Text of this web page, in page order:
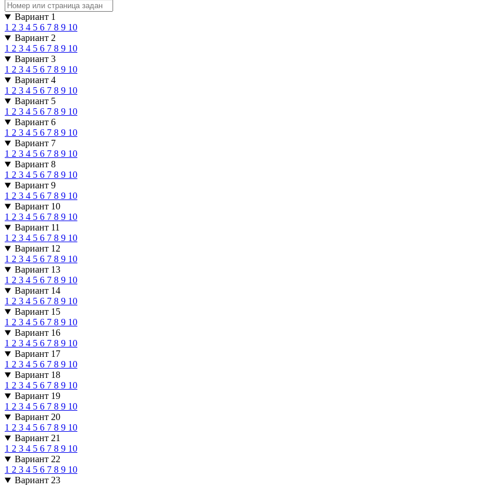
Вариант 1
1 2 3 4 5 6 7 8 9 10
Вариант 2
1 2 3 4 5 6 7 8 9 10
Вариант 3
1 2 3 4 5 6 7 8 9 10
Вариант 4
1 2 3 4 5 6 7 8 9 10
Вариант 5
1 2 3 4 5 6 7 8 9 10
Вариант 6
1 2 3 4 5 6 7 8 9 10
Вариант 7
1 2 3 4 5 6 7 8 9 10
Вариант 8
1 2 3 4 5 6 7 8 9 10
Вариант 9
1 2 3 4 5 6 7 8 9 10
Вариант 10
1 2 3 4 5 6 7 8 9 10
Вариант 11
1 2 3 4 5 6 7 8 9 10
Вариант 12
1 2 3 4 5 6 7 8 9 10
Вариант 13
1 2 3 4 5 6 7 8 9 10
Вариант 14
1 2 3 4 5 6 7 8 9 10
Вариант 15
1 2 3 4 5 6 7 8 9 10
Вариант 16
1 2 3 4 5 6 7 8 9 10
Вариант 17
1 2 3 4 5 6 7 8 9 10
Вариант 18
1 2 3 4 5 6 7 8 9 10
Вариант 19
1 2 3 4 5 6 7 8 9 10
Вариант 20
1 2 3 4 5 6 7 8 9 10
Вариант 21
1 2 3 4 5 6 7 8 9 10
Вариант 22
1 2 3 4 5 6 7 8 9 10
Вариант 23